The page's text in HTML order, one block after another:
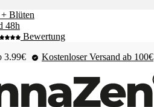
Blüten
48h
Bewertung
3.99€
Kostenloser Versand ab 100€